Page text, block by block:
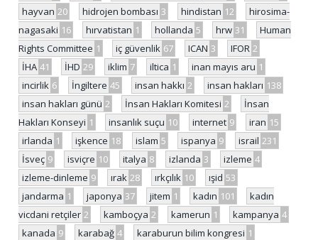
hayvan 20 hidrojen bombası 3 hindistan 12
hirosima-
nagasaki 16 hırvatistan 1 hollanda 5 hrw 31
Human
Rights Committee 1 iç güvenlik 67 ICAN 3 IFOR 2
İHA 41 İHD 29 iklim 7 iltica 1 inan mayıs aru 1
incirlik 6 İngiltere 45 insan hakkı 2 insan hakları 138
insan hakları günü 2 İnsan Hakları Komitesi 2
İnsan
Hakları Konseyi 1 insanlık suçu 10 internet 9 iran 15
irlanda 1 işkence 18 islam 5 ispanya 9 israil 231
İsveç 9 isviçre 10 italya 8 izlanda 3 izleme 4
izleme-dinleme 9 ırak 28 ırkçılık 10 ışid 53
jandarma 1 japonya 37 jitem 1 kadın 101
kadın
vicdani retçiler 2 kamboçya 2 kamerun 1 kampanya 4
kanada 9 karabağ 4 karaburun bilim kongresi 1